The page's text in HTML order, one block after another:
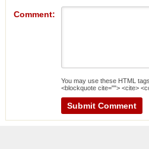
Comment:
You may use these HTML
<blockquote cite=""> <cite>